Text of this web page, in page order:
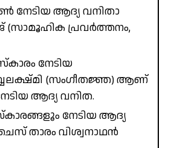
നേടിയ ആദ്യ വനിതാ
(സാമൂഹിക പ്രവർത്തനം,
നേടിയ
(സംഗീതജ്ഞ) ആണ്
ആദ്യ വനിത.
നേടിയ ആദ്യ
താരം വിശ്വനാഥൻ